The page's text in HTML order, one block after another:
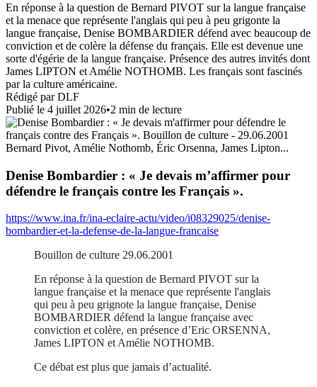
En réponse à la question de Bernard PIVOT sur la langue française
et la menace que représente l'anglais qui peu à peu grigonte la
langue française, Denise BOMBARDIER défend avec beaucoup de
conviction et de colère la défense du français. Elle est devenue une
sorte d'égérie de la langue française. Présence des autres invités dont
James LIPTON et Amélie NOTHOMB. Les français sont fascinés
par la culture américaine.
Rédigé parDLF
Publié le 4 juillet 2026•2 min de lecture
Denise Bombardier : « Je devais m’affirmer pour
défendre le français contre les Français ».
https://www.ina.fr/ina-eclaire-actu/video/i08329025/denise-
bombardier-et-la-defense-de-la-langue-francaise
Bouillon de culture 29.06.2001
En réponse à la question de Bernard PIVOT sur la
langue française et la menace que représente l'anglais
qui peu à peu grignote la langue française, Denise
BOMBARDIER défend la langue française avec
conviction et colère, en présence d’Eric ORSENNA,
James LIPTON et Amélie NOTHOMB.
Ce débat est plus que jamais d’actualité.